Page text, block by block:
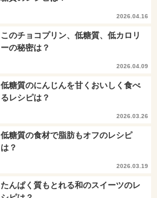
2026.04.16
このチョコプリン、低糖質、低カロリ
ーの秘密は？
2026.04.09
低糖質のにんじんを甘くおいしく食べ
るレシピは？
2026.03.26
低糖質の食材で脂肪もオフのレシピ
は？
2026.03.19
たんぱく質もとれる和のスイーツのレ